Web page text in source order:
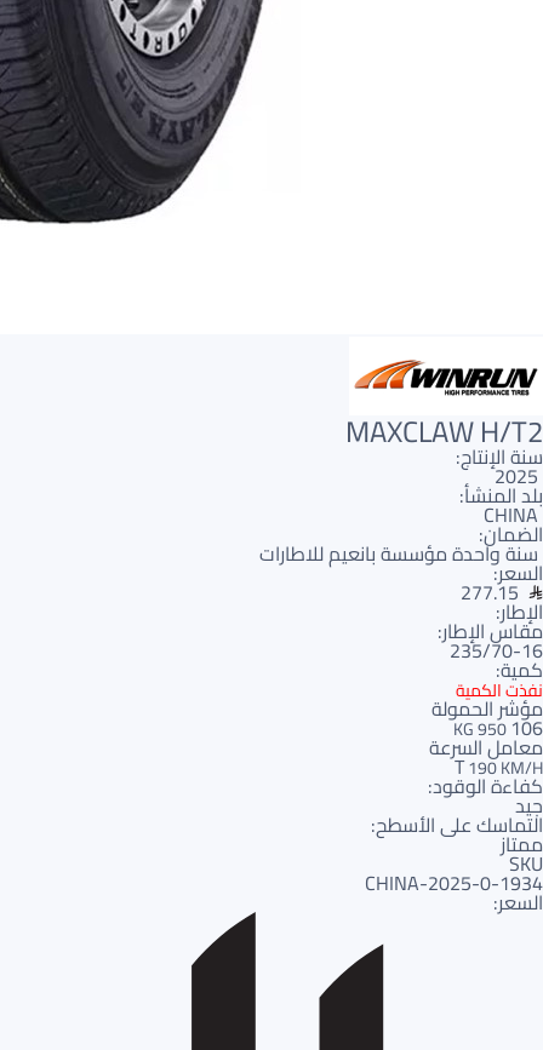
MAXCLAW H/T2
سنة الإنتاج:
2025
بلد المنشأ:
CHINA
الضمان:
سنة واحدة مؤسسة بانعيم للاطارات
السعر:
277.15
الإطار:
مقاس الإطار:
235/70-16
كمية:
نفذت الكمية
مؤشر الحمولة
106
950 KG
معامل السرعة
T190 KM/H
كفاءة الوقود:
جيد
التماسك على الأسطح:
ممتاز
SKU
1934-CHINA-2025-0
السعر: